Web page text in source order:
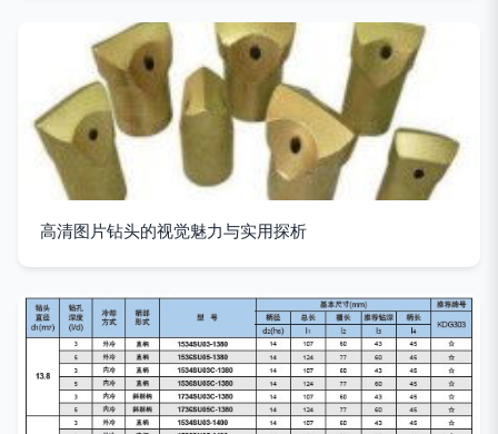
高清图片钻头的视觉魅力与实用探析